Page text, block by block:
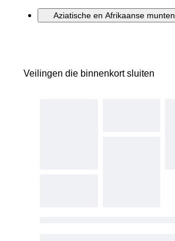
Aziatische en Afrikaanse munten
Veilingen die binnenkort sluiten